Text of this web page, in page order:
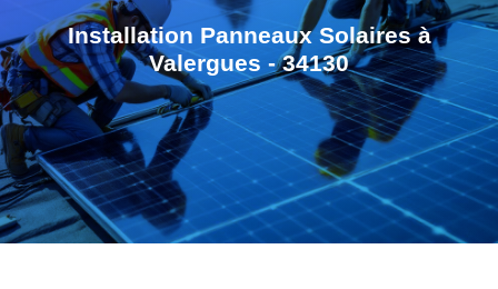
Installation Panneaux Solaires à
Valergues - 34130